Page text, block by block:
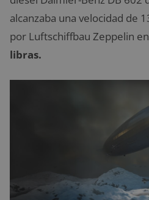
alcanzaba una velocidad de
por Luftschiffbau Zeppelin
libras.